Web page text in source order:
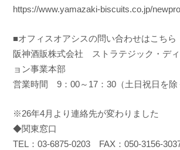
https://www.yamazaki-biscuits.co.jp/
■オフィスオアシスの問い合わせはこちら
阪神酒販株式会社 ストラテジック・デ
ョン事業本部
営業時間 9：00～17：30（土日祝日を除
※26年4月より連絡先が変わりました
◆関東窓口
TEL：03-6875-0203 FAX：050-3156-